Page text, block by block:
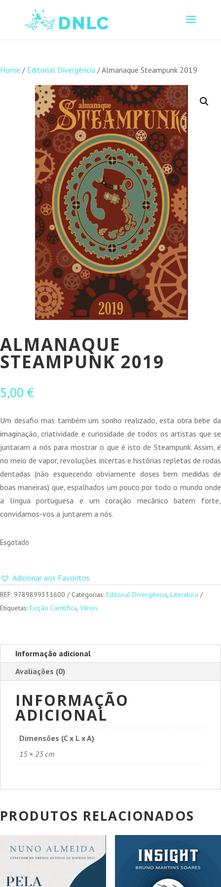
Home / Editorial Divergência / Almanaque Steampunk 2019
ALMANAQUE
STEAMPUNK 2019
5,00 €
Um desafio mas também um sonho realizado, esta obra bebe da
imaginação, criatividade e curiosidade de todos os artistas que se
juntaram a nós para mostrar o que é isto de Steampunk. Assim, é
no meio de vapor, revoluções incertas e histórias repletas de rodas
dentadas (não esquecendo obviamente doses bem medidas de
boas maneiras) que, espalhados um pouco por todo o mundo onde
a língua portuguesa e um coração mecânico batem forte,
convidamos-vos a juntarem a nós.
Esgotado
Adicionar aos Favoritos
REF: 9789899331600 Categorias: Editorial Divergência, Literatura
Etiquetas: Ficção Científica, Vários
Informação adicional
Avaliações (0)
INFORMAÇÃO
ADICIONAL
Dimensões (C x L x A)
15 × 23 cm
PRODUTOS RELACIONADOS
PROMOÇÃO! PROMOÇÃO!